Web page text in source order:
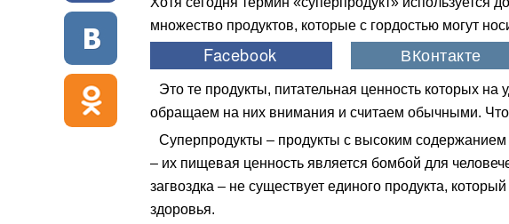
множество продуктов, которые с гордостью могут
Это те продукты, питательная ценность которых на
обращаем на них внимания и считаем обычными. Что
Суперпродукты – продукты с высоким
– их пищевая ценность является бомбой для
загвоздка – не существует единого продукта,
здоровья.